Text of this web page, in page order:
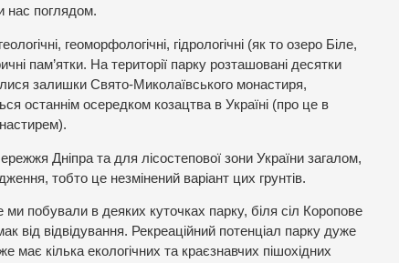
нас поглядом.
геоморфологічні, гідрологічні (як то озеро Біле,
пам’ятки. На території парку розташовані десятки
залишки Свято-Миколаївського монастиря,
останнім осередком козацтва в Україні (про це в
Дніпра та для лісостепової зони України загалом,
тобто це незмінений варіант цих грунтів.
побували в деяких куточках парку, біля сіл Коропове
від відвідування. Рекреаційний потенціал парку дуже
має кілька екологічних та краєзнавчих пішохідних